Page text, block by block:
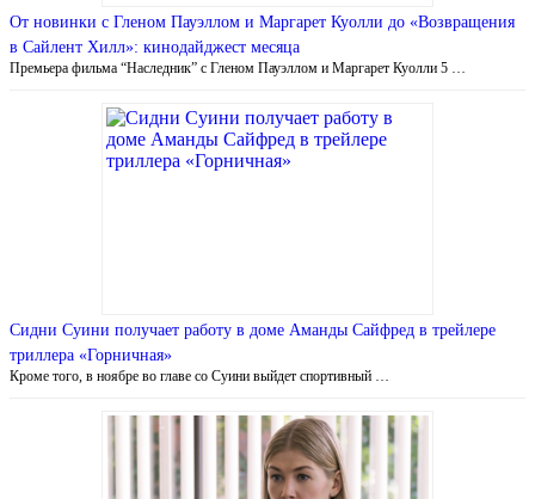
От новинки с Гленом Пауэллом и Маргарет Куолли до «Возвращения
в Сайлент Хилл»: кинодайджест месяца
Премьера фильма “Наследник” с Гленом Пауэллом и Маргарет Куолли 5 …
Сидни Суини получает работу в доме Аманды Сайфред в трейлере
триллера «Горничная»
Кроме того, в ноябре во главе со Суини выйдет спортивный …